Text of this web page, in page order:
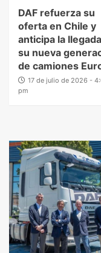
DAF refuerza su
oferta en Chile y
anticipa la
su nueva
de camiones
17 de julio de 2026 -
pm